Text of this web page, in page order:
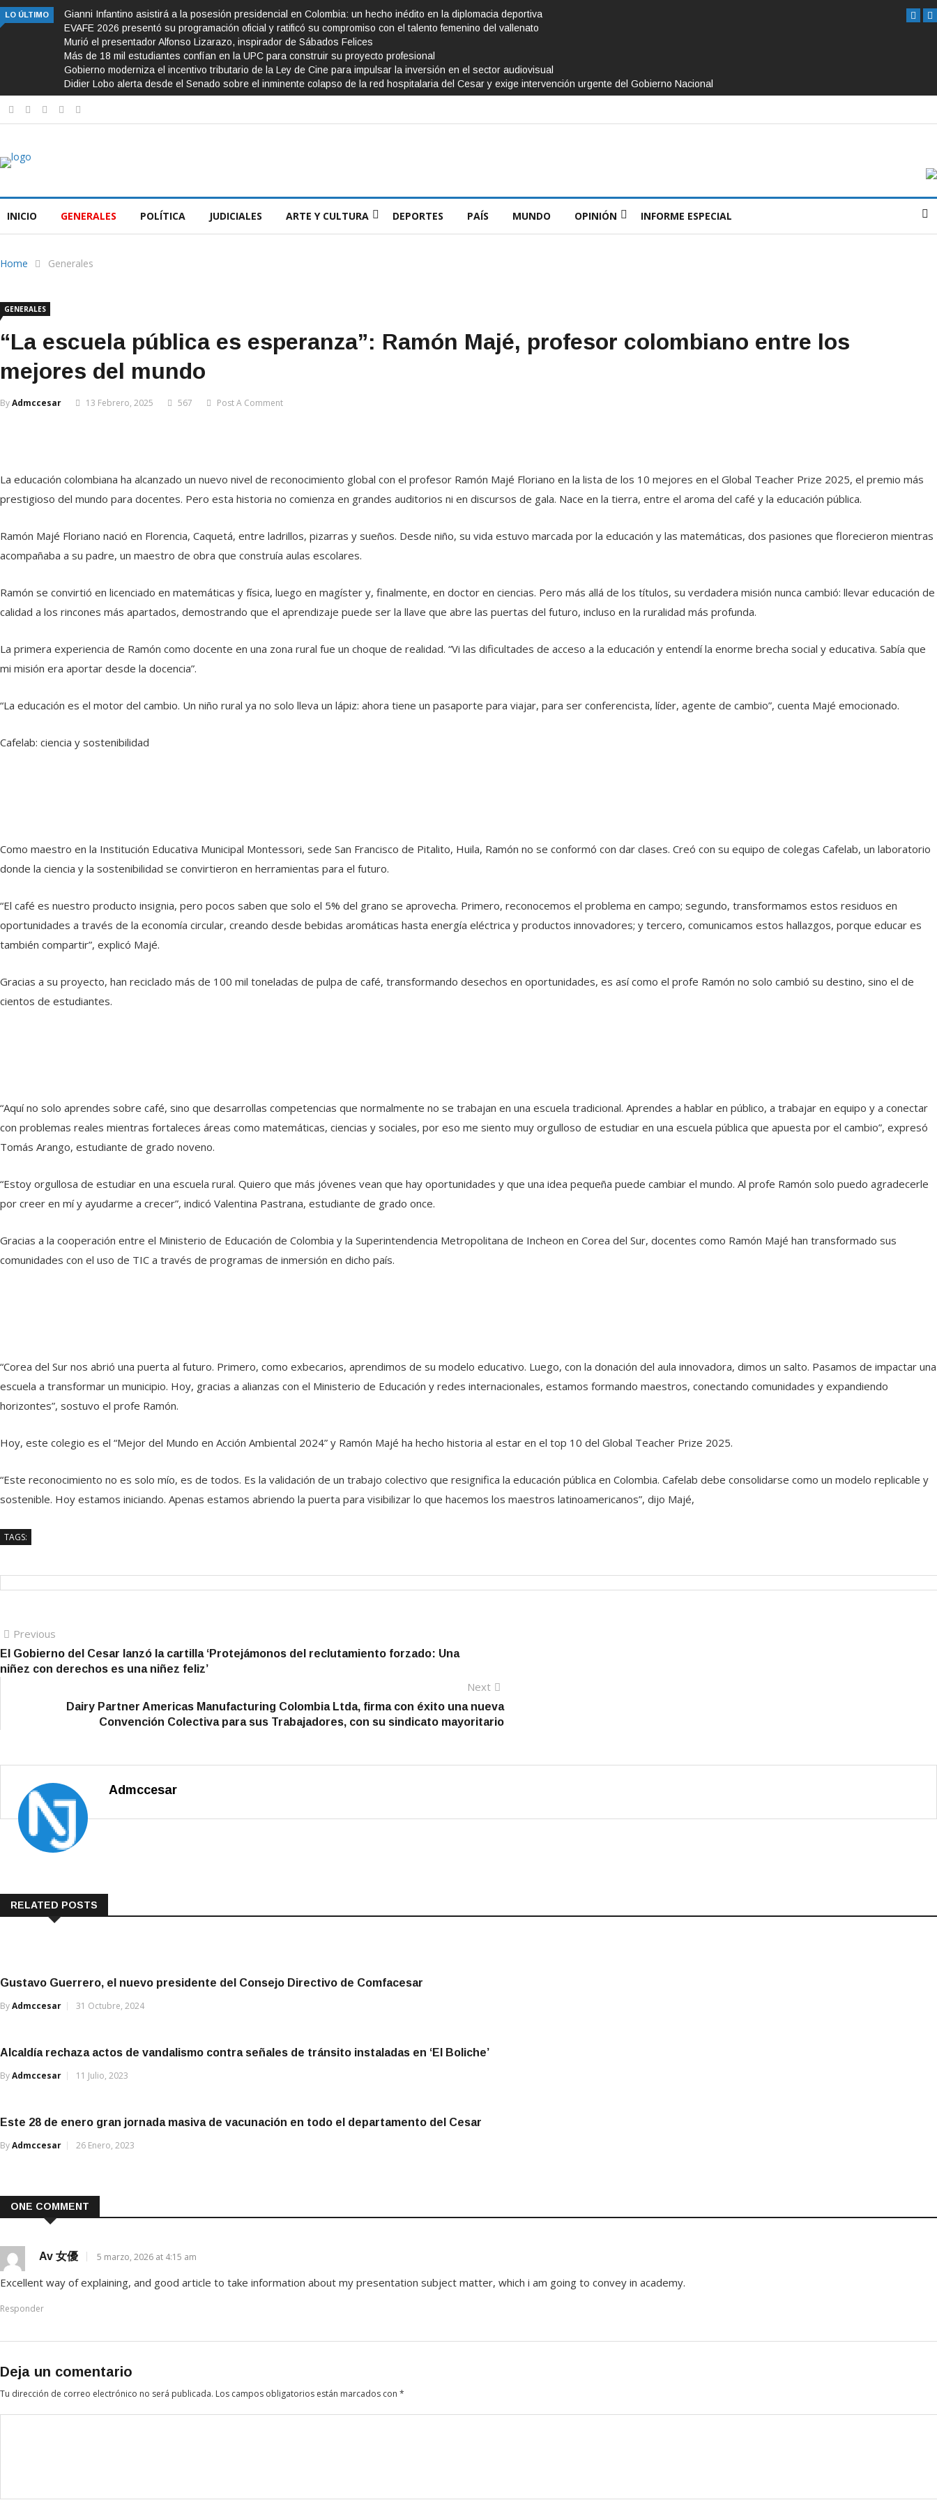
LO ÚLTIMO
Gianni Infantino asistirá a la posesión presidencial en Colombia: un hecho inédito en la diplomacia deportiva
EVAFE 2026 presentó su programación oficial y ratificó su compromiso con el talento femenino del vallenato
Murió el presentador Alfonso Lizarazo, inspirador de Sábados Felices
Más de 18 mil estudiantes confían en la UPC para construir su proyecto profesional
Gobierno moderniza el incentivo tributario de la Ley de Cine para impulsar la inversión en el sector audiovisual
Didier Lobo alerta desde el Senado sobre el inminente colapso de la red hospitalaria del Cesar y exige intervención urgente del Gobierno Nacional
INICIO GENERALES POLÍTICA JUDICIALES ARTE Y CULTURA DEPORTES PAÍS MUNDO OPINIÓN INFORME ESPECIAL
Home Generales
GENERALES
“La escuela pública es esperanza”: Ramón Majé, profesor colombiano entre los
mejores del mundo
ByAdmccesar 13 Febrero, 2025 567 Post A Comment
La educación colombiana ha alcanzado un nuevo nivel de reconocimiento global con el profesor Ramón Majé Floriano en la lista de los 10 mejores en el Global Teacher Prize 2025, el premio más
prestigioso del mundo para docentes. Pero esta historia no comienza en grandes auditorios ni en discursos de gala. Nace en la tierra, entre el aroma del café y la educación pública.
Ramón Majé Floriano nació en Florencia, Caquetá, entre ladrillos, pizarras y sueños. Desde niño, su vida estuvo marcada por la educación y las matemáticas, dos pasiones que florecieron mientras
acompañaba a su padre, un maestro de obra que construía aulas escolares.
Ramón se convirtió en licenciado en matemáticas y física, luego en magíster y, finalmente, en doctor en ciencias. Pero más allá de los títulos, su verdadera misión nunca cambió: llevar educación de
calidad a los rincones más apartados, demostrando que el aprendizaje puede ser la llave que abre las puertas del futuro, incluso en la ruralidad más profunda.
La primera experiencia de Ramón como docente en una zona rural fue un choque de realidad. “Vi las dificultades de acceso a la educación y entendí la enorme brecha social y educativa. Sabía que
mi misión era aportar desde la docencia”.
“La educación es el motor del cambio. Un niño rural ya no solo lleva un lápiz: ahora tiene un pasaporte para viajar, para ser conferencista, líder, agente de cambio”, cuenta Majé emocionado.
Cafelab: ciencia y sostenibilidad
Como maestro en la Institución Educativa Municipal Montessori, sede San Francisco de Pitalito, Huila, Ramón no se conformó con dar clases. Creó con su equipo de colegas Cafelab, un laboratorio
donde la ciencia y la sostenibilidad se convirtieron en herramientas para el futuro.
“El café es nuestro producto insignia, pero pocos saben que solo el 5% del grano se aprovecha. Primero, reconocemos el problema en campo; segundo, transformamos estos residuos en
oportunidades a través de la economía circular, creando desde bebidas aromáticas hasta energía eléctrica y productos innovadores; y tercero, comunicamos estos hallazgos, porque educar es
también compartir”, explicó Majé.
Gracias a su proyecto, han reciclado más de 100 mil toneladas de pulpa de café, transformando desechos en oportunidades, es así como el profe Ramón no solo cambió su destino, sino el de
cientos de estudiantes.
“Aquí no solo aprendes sobre café, sino que desarrollas competencias que normalmente no se trabajan en una escuela tradicional. Aprendes a hablar en público, a trabajar en equipo y a conectar
con problemas reales mientras fortaleces áreas como matemáticas, ciencias y sociales, por eso me siento muy orgulloso de estudiar en una escuela pública que apuesta por el cambio”, expresó
Tomás Arango, estudiante de grado noveno.
“Estoy orgullosa de estudiar en una escuela rural. Quiero que más jóvenes vean que hay oportunidades y que una idea pequeña puede cambiar el mundo. Al profe Ramón solo puedo agradecerle
por creer en mí y ayudarme a crecer”, indicó Valentina Pastrana, estudiante de grado once.
Gracias a la cooperación entre el Ministerio de Educación de Colombia y la Superintendencia Metropolitana de Incheon en Corea del Sur, docentes como Ramón Majé han transformado sus
comunidades con el uso de TIC a través de programas de inmersión en dicho país.
“Corea del Sur nos abrió una puerta al futuro. Primero, como exbecarios, aprendimos de su modelo educativo. Luego, con la donación del aula innovadora, dimos un salto. Pasamos de impactar una
escuela a transformar un municipio. Hoy, gracias a alianzas con el Ministerio de Educación y redes internacionales, estamos formando maestros, conectando comunidades y expandiendo
horizontes”, sostuvo el profe Ramón.
Hoy, este colegio es el “Mejor del Mundo en Acción Ambiental 2024” y Ramón Majé ha hecho historia al estar en el top 10 del Global Teacher Prize 2025.
“Este reconocimiento no es solo mío, es de todos. Es la validación de un trabajo colectivo que resignifica la educación pública en Colombia. Cafelab debe consolidarse como un modelo replicable y
sostenible. Hoy estamos iniciando. Apenas estamos abriendo la puerta para visibilizar lo que hacemos los maestros latinoamericanos”, dijo Majé,
TAGS:
Navegación
de
Previous
post:
El Gobierno del Cesar lanzó la cartilla ‘Protejámonos del reclutamiento forzado: Una
niñez con derechos es una niñez feliz’
Next
post:
Dairy Partner Americas Manufacturing Colombia Ltda, firma con éxito una nueva
Convención Colectiva para sus Trabajadores, con su sindicato mayoritario
Admccesar
RELATED POSTS
Gustavo Guerrero, el nuevo presidente del Consejo Directivo de Comfacesar
ByAdmccesar 31 Octubre, 2024
Alcaldía rechaza actos de vandalismo contra señales de tránsito instaladas en ‘El Boliche’
ByAdmccesar 11 Julio, 2023
Este 28 de enero gran jornada masiva de vacunación en todo el departamento del Cesar
ByAdmccesar 26 Enero, 2023
ONE COMMENT
Av 女優 5 marzo, 2026 at 4:15 am
Excellent way of explaining, and good article to take information about my presentation subject matter, which i am going to convey in academy.
Responder
Deja un comentario
Tu dirección de correo electrónico no será publicada. Los campos obligatorios están marcados con *